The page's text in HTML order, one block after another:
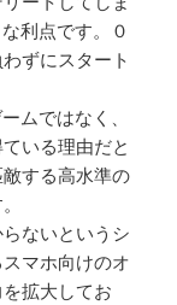
利点です。０
ずにスタート
ムではなく、
いる理由だと
する高水準の
ないというシ
マホ向けのオ
拡大してお